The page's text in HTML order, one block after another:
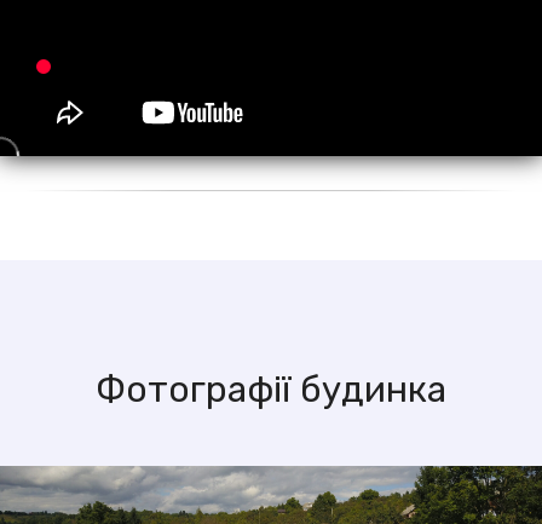
Фотографії будинка